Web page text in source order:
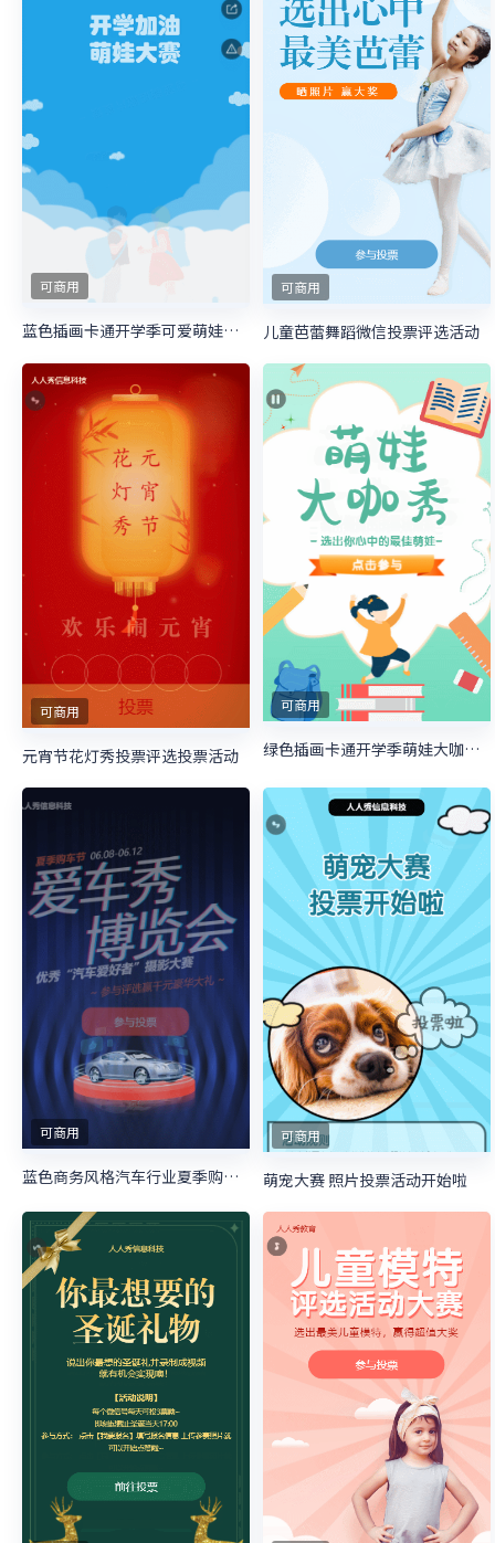
可商用
蓝色插画卡通开学季可爱萌娃照片投票
可商用
儿童芭蕾舞蹈微信投票评选活动
可商用
元宵节花灯秀投票评选投票活动
可商用
绿色插画卡通开学季萌娃大咖秀照片投票
可商用
蓝色商务风格汽车行业夏季购物节照片投票活动
可商用
萌宠大赛 照片投票活动开始啦